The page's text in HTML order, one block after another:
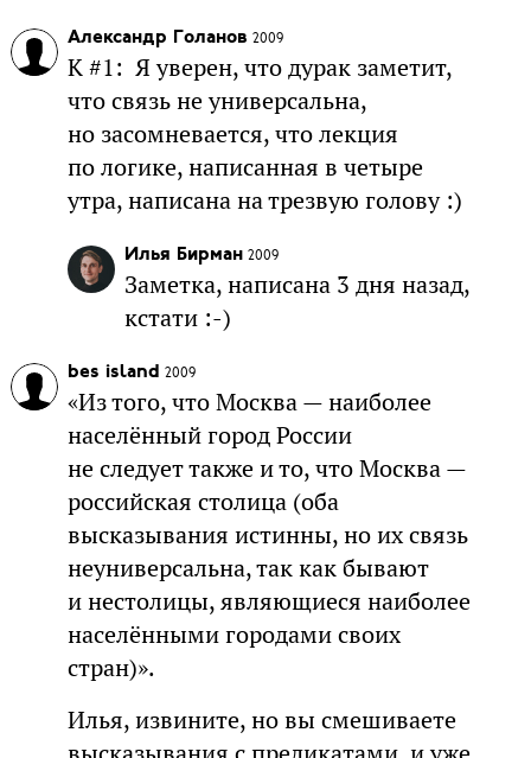
Александр Голанов 2009
К #1: Я уверен, что дурак заметит,
что связь не универсальна,
но засомневается, что лекция
по логике, написанная в четыре
утра, написана на трезвую голову :)
Илья Бирман 2009
Заметка, написана 3 дня назад,
кстати :-)
bes island 2009
«Из того, что Москва — наиболее
населённый город России
не следует также и то, что Москва —
российская столица (оба
высказывания истинны, но их связь
неуниверсальна, так как бывают
и нестолицы, являющиеся наиболее
населёнными городами своих
стран)».
Илья, извините, но вы смешиваете